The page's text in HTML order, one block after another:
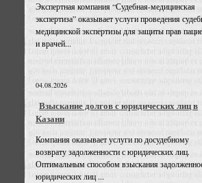
Экспертная компания “Судебная-медицинская
экспертиза” оказывает услуги проведения
медицинской экспертизы для защиты прав
и врачей...
04.08.2026
Взыскание долгов с юридических лиц в
Казани
Компания оказывает услуги по досудебному
возврату задолженности с юридических лиц.
Оптимальным способом взыскания
юридических лиц ...